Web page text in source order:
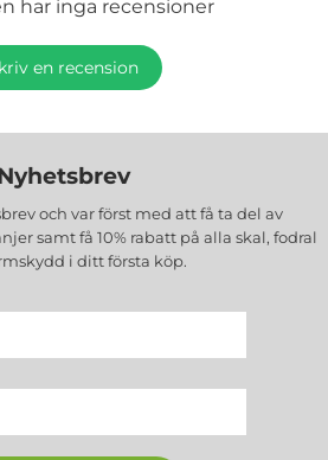
har inga recensioner
en recension
och var först med att få ta del av
samt få 10% rabatt på alla skal, fodral
i ditt första köp.